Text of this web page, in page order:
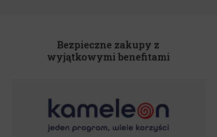
Bezpieczne zakupy z
wyjątkowymi benefitami